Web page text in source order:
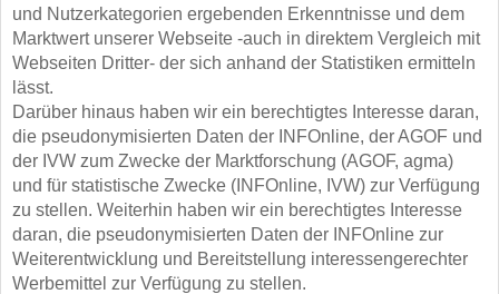
und Nutzerkategorien ergebenden Erkenntnisse und dem
Marktwert unserer Webseite -auch in direktem Vergleich mit
Webseiten Dritter- der sich anhand der Statistiken ermitteln
lässt.
Darüber hinaus haben wir ein berechtigtes Interesse daran,
die pseudonymisierten Daten der INFOnline, der AGOF und
der IVW zum Zwecke der Marktforschung (AGOF, agma)
und für statistische Zwecke (INFOnline, IVW) zur Verfügung
zu stellen. Weiterhin haben wir ein berechtigtes Interesse
daran, die pseudonymisierten Daten der INFOnline zur
Weiterentwicklung und Bereitstellung interessengerechter
Werbemittel zur Verfügung zu stellen.